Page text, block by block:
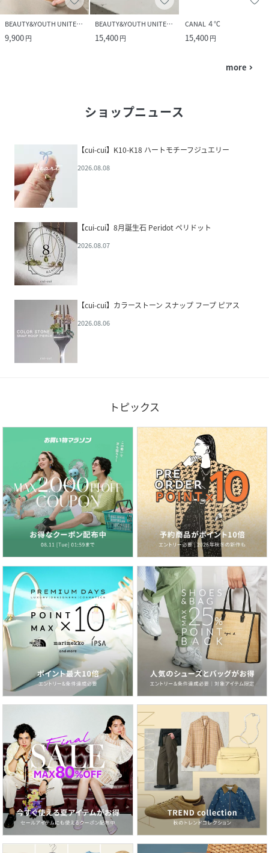
BEAUTY&YOUTH UNITED ARROWS
9,900円
BEAUTY&YOUTH UNITED ARROWS
15,400円
CANAL ４℃
15,400円
more navigate_next
ショップニュース
【cui-cui】K10-K18 ハートモチーフジュエリー
2026.08.08
【cui-cui】8月誕生石 Peridot ペリドット
2026.08.07
【cui-cui】カラーストーン スナップ フープ ピアス
2026.08.06
トピックス